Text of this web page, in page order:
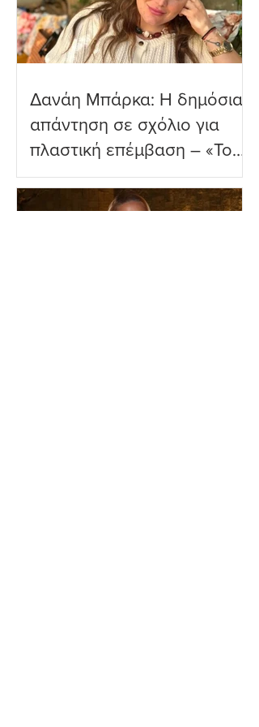
Δανάη Μπάρκα: Η δημόσια
απάντηση σε σχόλιο για
πλαστική επέμβαση – «Το
ωραιότερο σχόλιο που